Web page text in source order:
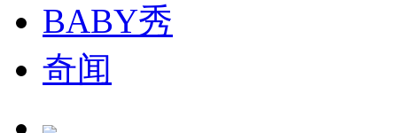
BABY秀
奇闻